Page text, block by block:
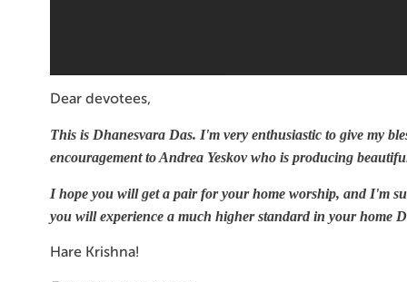
Dear devotees,
This is Dhanesvara Das. I'm very enthusiastic to give my
encouragement to Andrea Yeskov who is producing
I hope you will get a pair for your home worship, and I'm
you will experience a much higher standard in your home
Hare Krishna!